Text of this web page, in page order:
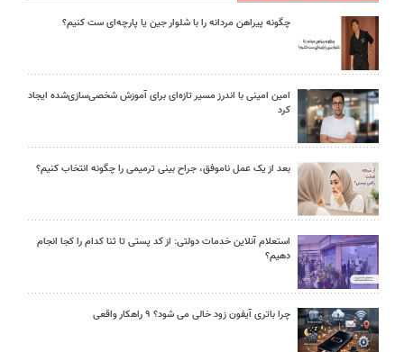
چگونه پیراهن مردانه را با شلوار جین یا پارچه‌ای ست کنیم؟
امین امینی با اندرز مسیر تازه‌ای برای آموزش شخصی‌سازی‌شده ایجاد
کرد
بعد از یک عمل ناموفق، جراح بینی ترمیمی را چگونه انتخاب کنیم؟
استعلام آنلاین خدمات دولتی: از کد پستی تا ثنا کدام را کجا انجام
دهیم؟
چرا باتری آیفون زود خالی می شود؟ ۹ راهکار واقعی